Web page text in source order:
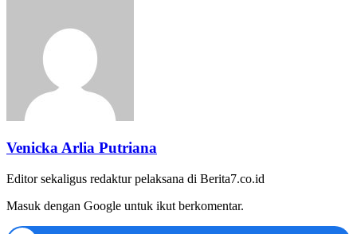
Venicka Arlia Putriana
Editor sekaligus redaktur pelaksana di Berita7.co.id
Masuk dengan Google untuk ikut berkomentar.